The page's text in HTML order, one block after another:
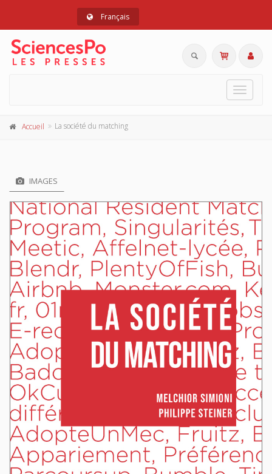
Français
Toggle
Accueil La société du matching
IMAGES